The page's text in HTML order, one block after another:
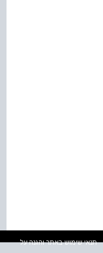
תנאי שימוש באתר והגנה על